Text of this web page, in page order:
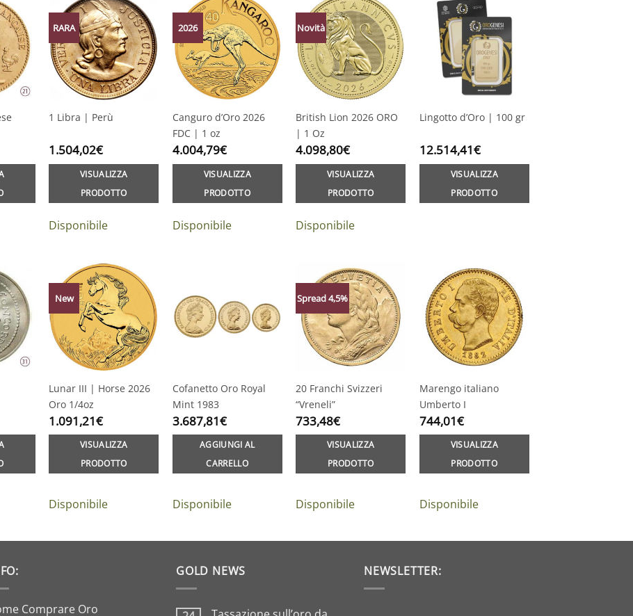
RARA
1 Libra | Perù
1.504,02€
VISUALIZZA
PRODOTTO
Disponibile
2026
Canguro d’Oro 2026
FDC | 1 oz
4.004,79€
VISUALIZZA
PRODOTTO
Disponibile
Novità
British Lion 2026 ORO
| 1 Oz
4.098,80€
VISUALIZZA
PRODOTTO
Disponibile
Lingotto d’Oro | 100 gr
12.514,41€
VISUALIZZA
PRODOTTO
New
Lunar III | Horse 2026
Oro 1/4oz
1.091,21€
VISUALIZZA
PRODOTTO
Disponibile
Cofanetto Oro Royal
Mint 1983
3.687,81€
AGGIUNGI AL
CARRELLO
Disponibile
Spread 4,5%
20 Franchi Svizzeri
“Vreneli”
733,48€
VISUALIZZA
PRODOTTO
Disponibile
Marengo italiano
Umberto I
744,01€
VISUALIZZA
PRODOTTO
Disponibile
Comprare Oro
GOLD NEWS NEWSLETTER: